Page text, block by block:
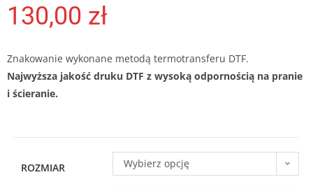
130,00 zł
Znakowanie wykonane metodą termotransferu DTF.
Najwyższa jakość druku DTF z wysoką odpornością na pranie
i ścieranie.
ROZMIAR Wybierz opcję